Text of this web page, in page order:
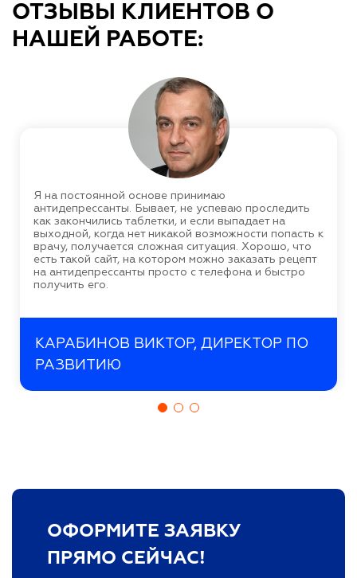
ОТЗЫВЫ КЛИЕНТОВ О
НАШЕЙ РАБОТЕ:
Я на постоянной основе принимаю
антидепрессанты. Бывает, не успеваю проследить
как закончились таблетки, и если выпадает на
выходной, когда нет никакой возможности попасть к
врачу, получается сложная ситуация. Хорошо, что
есть такой сайт, на котором можно заказать рецепт
на антидепрессанты просто с телефона и быстро
получить его.
КАРАБИНОВ ВИКТОР, ДИРЕКТОР ПО
РАЗВИТИЮ
ОФОРМИТЕ ЗАЯВКУ
ПРЯМО СЕЙЧАС!